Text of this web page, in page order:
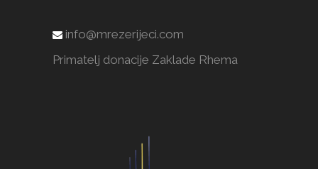
info@mrezerijeci.com
Primatelj donacije Zaklade Rhema